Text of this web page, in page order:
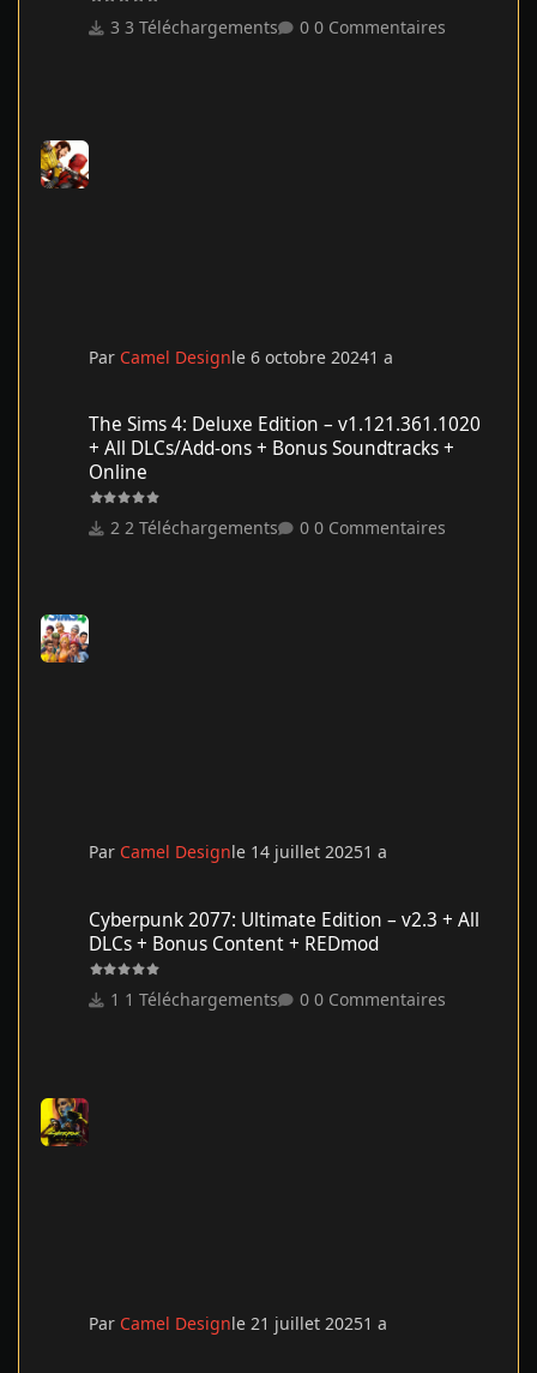
3 Téléchargements 0 Commentaires
Par Camel Designle 6 octobre 20241 a
The Sims 4: Deluxe Edition – v1.121.361.1020
+ All DLCs/Add-ons + Bonus Soundtracks +
Online
2 Téléchargements 0 Commentaires
Par Camel Designle 14 juillet 20251 a
Cyberpunk 2077: Ultimate Edition – v2.3 + All
DLCs + Bonus Content + REDmod
1 Téléchargements 0 Commentaires
Par Camel Designle 21 juillet 20251 a